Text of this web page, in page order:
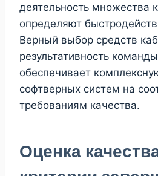
деятельность множества
определяют
Верный выбор средств
результативность
обеспечивает
софтверных систем на
требованиям качества.
Оценка